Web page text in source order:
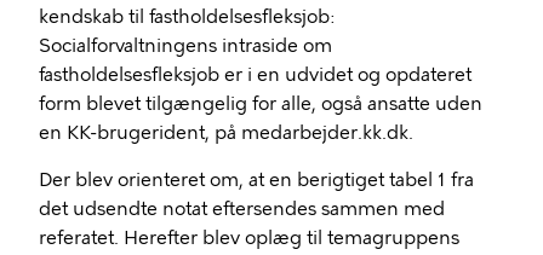
kendskab til fastholdelsesfleksjob:
Socialforvaltningens intraside om
fastholdelsesfleksjob er i en udvidet og opdateret
form blevet tilgængelig for alle, også ansatte uden
en KK-brugerident, på medarbejder.kk.dk.
Der blev orienteret om, at en berigtiget tabel 1 fra
det udsendte notat eftersendes sammen med
referatet. Herefter blev oplæg til temagruppens